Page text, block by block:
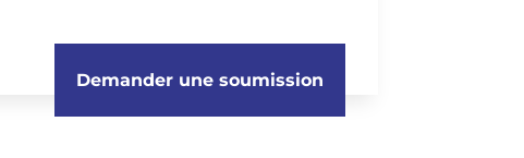
Demander une soumission